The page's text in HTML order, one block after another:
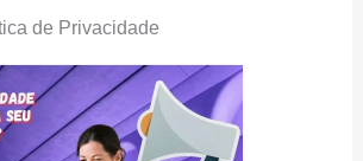
de Privacidade